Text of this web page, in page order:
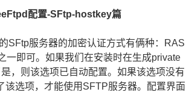
配置-SFtp-hostkey篇
服务器的加密认证方式有俩种：RAS
一即可。如果我们在安装时在生成private
，则该选项已自动配置。如果该选项没有
该选项，才能使用SFTP服务器。配置界面